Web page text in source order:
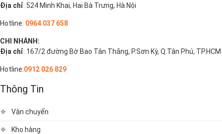
Địa chỉ: 524 Minh Khai, Hai Bà Trưng, Hà Nội
Hotline: 0964 037 658
CHI NHÁNH:
Địa chỉ: 167/2 đường Bờ Bao Tân Thắng, P.Sơn Kỳ, Q.Tân Phú, TP.HCM
Hotline:0912 026 829
Thông Tin
Vận chuyển
Kho hàng